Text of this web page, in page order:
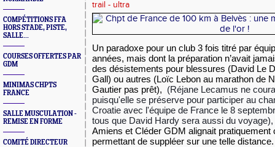
COMPÉTITIONS FFA
HORS STADE, PISTE,
SALLE...
COURSES OFFERTES PAR
GDM
MINIMAS CHPTS
FRANCE
SALLE MUSCULATION -
REMISE EN FORME
COMITÉ DIRECTEUR
trail - ultra
Un paradoxe pour un club 3 fois titré par
années, mais dont la préparation n’avait
des désistements pour blessures (David Le
Gall) ou autres (Loïc Lebon au marathon de
Gautier pas prêt), (Réjane Lecamus ne
puisqu'elle se préserve pour participer au
Croatie avec l'équipe de France le 8
tous que David Hardy sera aussi du voyage),
Amiens et Cléder GDM alignait pratiquement
permettant de suppléer sur une telle distance.